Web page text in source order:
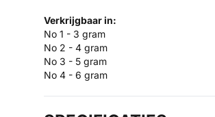
Verkrijgbaar in:
No 1 - 3 gram
No 2 - 4 gram
No 3 - 5 gram
No 4 - 6 gram